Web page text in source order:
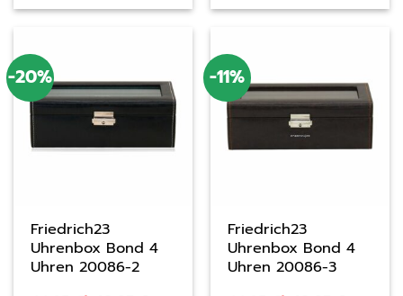
war: ist: war: ist:
-20%
Friedrich23
Uhrenbox Bond 4
Uhren 20086-2
-11%
Friedrich23
Uhrenbox Bond 4
Uhren 20086-3